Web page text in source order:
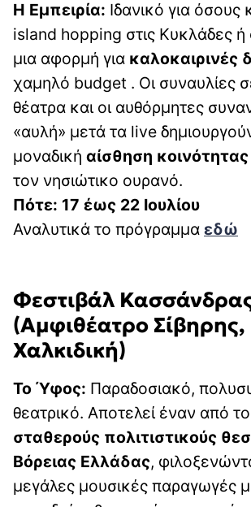
Η Εμπειρία: Ιδανικό για όσους
island hopping στις Κυκλάδες ή
μια αφορμή για καλοκαιρινές
χαμηλό budget . Οι συναυλίες
θέατρα και οι αυθόρμητες
«αυλή» μετά τα live
μοναδική αίσθηση κοινότητας
τον νησιώτικο ουρανό.
Πότε: 17 έως 22 Ιουλίου
Αναλυτικά το πρόγραμμα εδώ
Φεστιβάλ
(Αμφιθέατρο Σίβηρης,
Χαλκιδική)
Το Ύφος: Παραδοσιακό,
θεατρικό. Αποτελεί έναν από
σταθερούς πολιτιστικούς
Βόρειας Ελλάδας,
μεγάλες μουσικές παραγωγές